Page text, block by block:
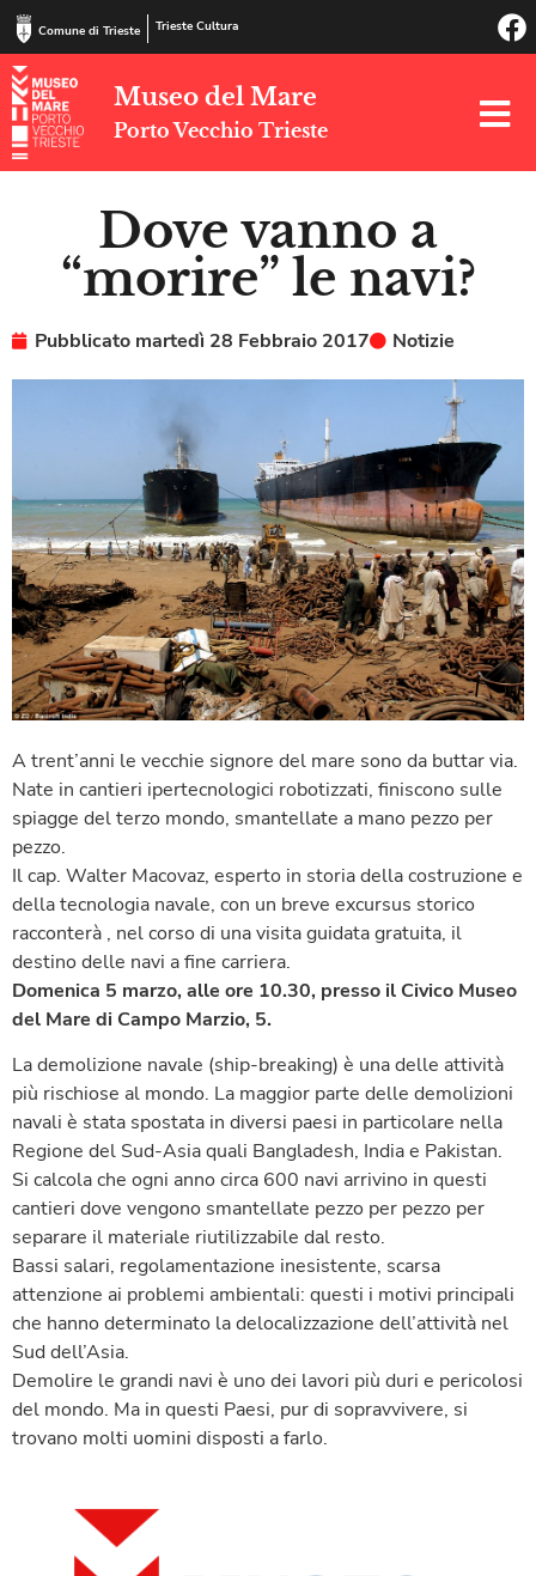
Comune di Trieste Trieste Cultura
Museo del Mare
Porto Vecchio Trieste
Dove vanno a
“morire” le navi?
Pubblicato martedì 28 Febbraio 2017 Notizie
A trent’anni le vecchie signore del mare sono da buttar via.
Nate in cantieri ipertecnologici robotizzati, finiscono sulle
spiagge del terzo mondo, smantellate a mano pezzo per
pezzo.
Il cap. Walter Macovaz, esperto in storia della costruzione e
della tecnologia navale, con un breve excursus storico
racconterà , nel corso di una visita guidata gratuita, il
destino delle navi a fine carriera.
Domenica 5 marzo, alle ore 10.30, presso il Civico Museo
del Mare di Campo Marzio, 5.
La demolizione navale (ship-breaking) è una delle attività
più rischiose al mondo. La maggior parte delle demolizioni
navali è stata spostata in diversi paesi in particolare nella
Regione del Sud-Asia quali Bangladesh, India e Pakistan.
Si calcola che ogni anno circa 600 navi arrivino in questi
cantieri dove vengono smantellate pezzo per pezzo per
separare il materiale riutilizzabile dal resto.
Bassi salari, regolamentazione inesistente, scarsa
attenzione ai problemi ambientali: questi i motivi principali
che hanno determinato la delocalizzazione dell’attività nel
Sud dell’Asia.
Demolire le grandi navi è uno dei lavori più duri e pericolosi
del mondo. Ma in questi Paesi, pur di sopravvivere, si
trovano molti uomini disposti a farlo.